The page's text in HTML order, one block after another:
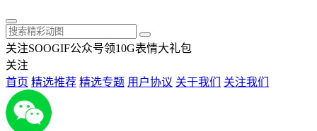
关注SOOGIF公众号领10G表情大礼包
关注
首页 精选推荐 精选专题 用户协议 关于我们 关注我们